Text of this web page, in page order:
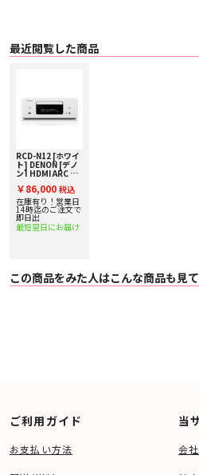
,WPA/WPA2-PSK（TKIP） 、 WPA3-SAE（
〇 無線周波数 2.4 GHz / 5 GHz
〇 バージョン 5.0
〇 対応プロファイル 受信: A2DP 1.2、
〇 対応コーデック SBC
〇 周波数帯域 / 送信出力 / 通信距離 2.4
し距離）
※実際の通信範囲は機器間の障害物、電子
スフォ
ン、受信感度、アンテナの性能、操作シス
入出力端子
〇 入力端子
・ FMアンテナ入力×1
総合
最近閲覧した商品
RCD-N12 [ホワイ
ト] DENON [デノ
ン] HDMI ARC 対
CD レシーバー 下
取り査定額20%ア
ップ実施中！
￥86,000 税込
在庫有り！営業日
14時迄のご注文で
即日出
最短翌日にお届け
この商品をみた人はこんな商品も見
ご利用ガイド
お支払い方法
当
会